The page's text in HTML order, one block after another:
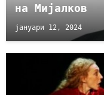
на Мијалков
јануари 12, 2024